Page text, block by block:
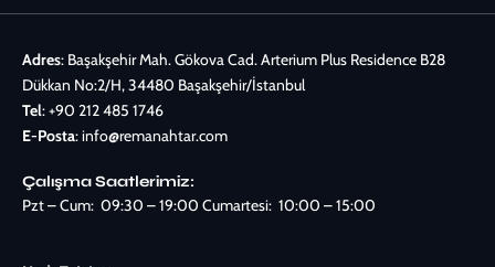
Adres: Başakşehir Mah. Gökova Cad. Arterium Plus Residence B28
Dükkan No:2/H, 34480 Başakşehir/İstanbul
Tel:+90 212 485 1746
E-Posta:info@remanahtar.com
Çalışma Saatlerimiz:
Pzt – Cum: 09:30 – 19:00 Cumartesi: 10:00 – 15:00